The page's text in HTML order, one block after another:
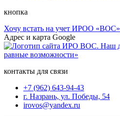
кнопка
Хочу встать на учет ИРОО «ВОС»
Адрес и карта Google
контакты для связи
+7 (962) 643-94-43
г. Назрань, ул. Победы, 54
irovos@yandex.ru